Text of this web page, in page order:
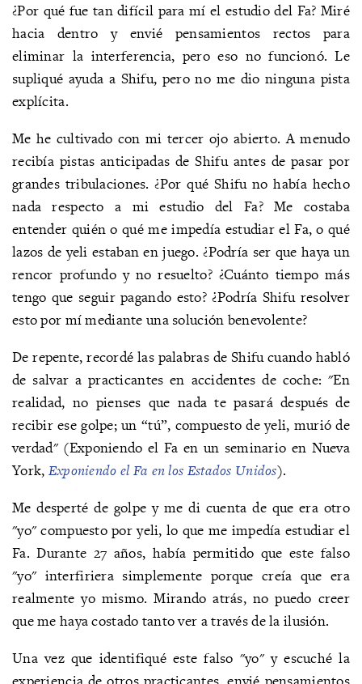
¿Por qué fue tan difícil para mí el estudio del Fa? Miré
hacia dentro y envié pensamientos rectos para
eliminar la interferencia, pero eso no funcionó. Le
supliqué ayuda a Shifu, pero no me dio ninguna pista
explícita.
Me he cultivado con mi tercer ojo abierto. A menudo
recibía pistas anticipadas de Shifu antes de pasar por
grandes tribulaciones. ¿Por qué Shifu no había hecho
nada respecto a mi estudio del Fa? Me costaba
entender quién o qué me impedía estudiar el Fa, o qué
lazos de yeli estaban en juego. ¿Podría ser que haya un
rencor profundo y no resuelto? ¿Cuánto tiempo más
tengo que seguir pagando esto? ¿Podría Shifu resolver
esto por mí mediante una solución benevolente?
De repente, recordé las palabras de Shifu cuando habló
de salvar a practicantes en accidentes de coche: "En
realidad, no pienses que nada te pasará después de
recibir ese golpe; un “tú”, compuesto de yeli, murió de
verdad" (Exponiendo el Fa en un seminario en Nueva
York, Exponiendo el Fa en los Estados Unidos).
Me desperté de golpe y me di cuenta de que era otro
"yo" compuesto por yeli, lo que me impedía estudiar el
Fa. Durante 27 años, había permitido que este falso
"yo" interfiriera simplemente porque creía que era
realmente yo mismo. Mirando atrás, no puedo creer
que me haya costado tanto ver a través de la ilusión.
Una vez que identifiqué este falso "yo" y escuché la